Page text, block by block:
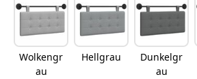
Wolkengr
au
Hellgrau
Dunkelgr
au